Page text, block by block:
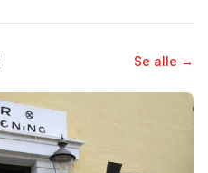
Se alle →